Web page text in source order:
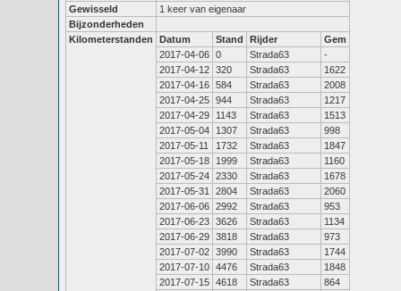
Gewisseld
1 keer van eigenaar
Bijzonderheden
Kilometerstanden
Datum Stand Rijder
Gem
2017-04-06 0 Strada63
-
2017-04-12 320 Strada63
1622
2017-04-16 584 Strada63
2008
2017-04-25 944 Strada63
1217
2017-04-29
1143 Strada63
1513
2017-05-04
1307 Strada63
998
2017-05-11
1732 Strada63
1847
2017-05-18
1999 Strada63
1160
2017-05-24 2330 Strada63
1678
2017-05-31
2804 Strada63
2060
2017-06-06 2992 Strada63
953
2017-06-23 3626 Strada63
1134
2017-06-29 3818 Strada63
973
2017-07-02 3990 Strada63
1744
2017-07-10 4476 Strada63
1848
2017-07-15 4618 Strada63
864